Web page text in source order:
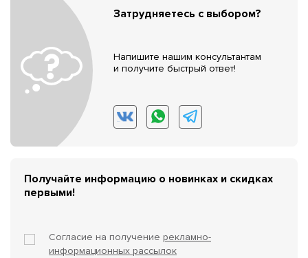
Затрудняетесь с выбором?
Напишите нашим консультантам
и получите быстрый ответ!
Получайте информацию о новинках и скидках
первыми!
Согласие на получение рекламно-
информационных рассылок